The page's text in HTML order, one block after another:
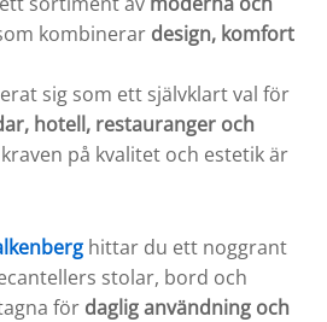
kombinerar design, komfort
sig som ett självklart val för
hotell, restauranger och
på kvalitet och estetik är
hittar du ett noggrant
stolar, bord och
för daglig användning och